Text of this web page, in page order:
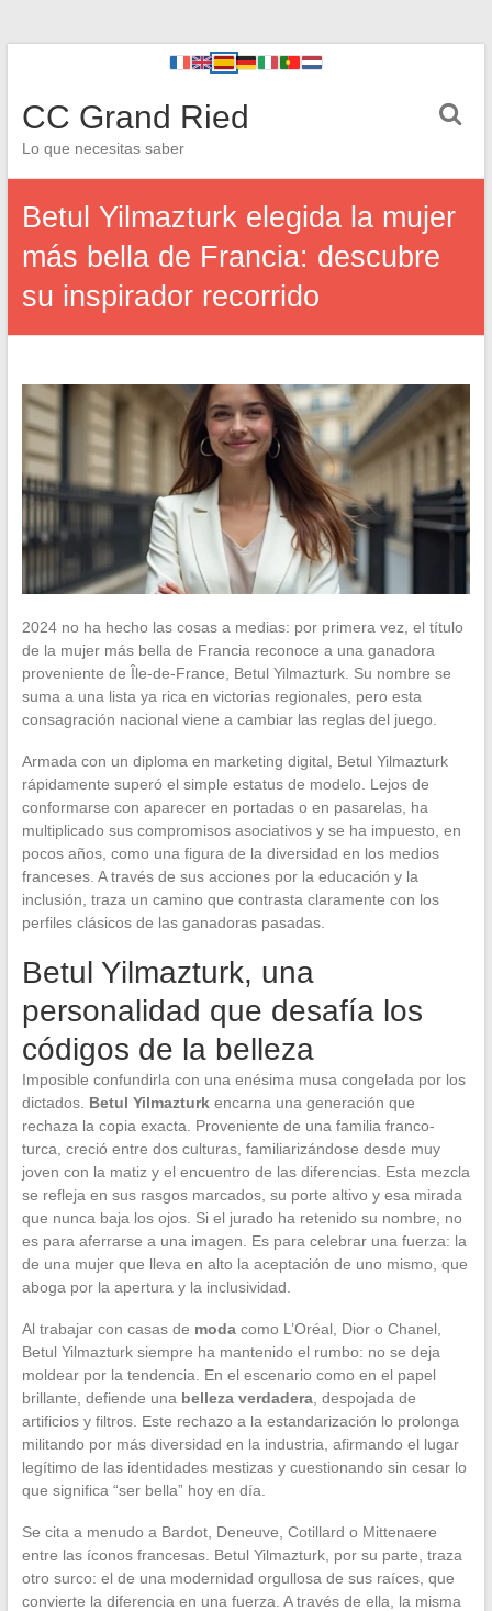
CC Grand Ried
Lo que necesitas saber
Betul Yilmazturk elegida la mujer
más bella de Francia: descubre
su inspirador recorrido
2024 no ha hecho las cosas a medias: por primera vez, el título
de la mujer más bella de Francia reconoce a una ganadora
proveniente de Île-de-France, Betul Yilmazturk. Su nombre se
suma a una lista ya rica en victorias regionales, pero esta
consagración nacional viene a cambiar las reglas del juego.
Armada con un diploma en marketing digital, Betul Yilmazturk
rápidamente superó el simple estatus de modelo. Lejos de
conformarse con aparecer en portadas o en pasarelas, ha
multiplicado sus compromisos asociativos y se ha impuesto, en
pocos años, como una figura de la diversidad en los medios
franceses. A través de sus acciones por la educación y la
inclusión, traza un camino que contrasta claramente con los
perfiles clásicos de las ganadoras pasadas.
Betul Yilmazturk, una
personalidad que desafía los
códigos de la belleza
Imposible confundirla con una enésima musa congelada por los
dictados. Betul Yilmazturkencarna una generación que
rechaza la copia exacta. Proveniente de una familia franco-
turca, creció entre dos culturas, familiarizándose desde muy
joven con la matiz y el encuentro de las diferencias. Esta mezcla
se refleja en sus rasgos marcados, su porte altivo y esa mirada
que nunca baja los ojos. Si el jurado ha retenido su nombre, no
es para aferrarse a una imagen. Es para celebrar una fuerza: la
de una mujer que lleva en alto la aceptación de uno mismo, que
aboga por la apertura y la inclusividad.
Al trabajar con casas de modacomo L’Oréal, Dior o Chanel,
Betul Yilmazturk siempre ha mantenido el rumbo: no se deja
moldear por la tendencia. En el escenario como en el papel
brillante, defiende una belleza verdadera, despojada de
artificios y filtros. Este rechazo a la estandarización lo prolonga
militando por más diversidad en la industria, afirmando el lugar
legítimo de las identidades mestizas y cuestionando sin cesar lo
que significa “ser bella” hoy en día.
Se cita a menudo a Bardot, Deneuve, Cotillard o Mittenaere
entre las íconos francesas. Betul Yilmazturk, por su parte, traza
otro surco: el de una modernidad orgullosa de sus raíces, que
convierte la diferencia en una fuerza. A través de ella, la misma